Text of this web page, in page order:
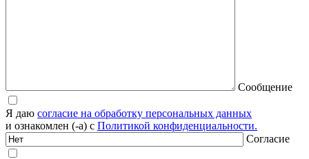
Сообщение
Я даю согласие на обработку персональных данных
и ознакомлен (-а) с Политикой конфиденциальности.
Согласие